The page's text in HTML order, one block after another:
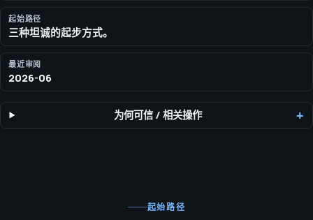
起始路径
三种坦诚的起步方式。
最近审阅
2026-06
为何可信/相关操作
起始路径